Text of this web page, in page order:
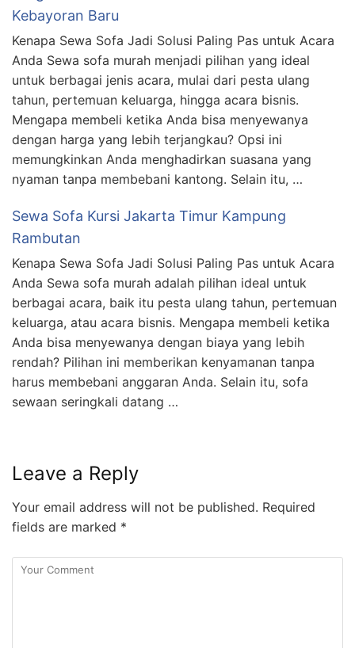
Kebayoran Baru
Kenapa Sewa Sofa Jadi Solusi Paling Pas untuk Acara
Anda Sewa sofa murah menjadi pilihan yang ideal
untuk berbagai jenis acara, mulai dari pesta ulang
tahun, pertemuan keluarga, hingga acara bisnis.
Mengapa membeli ketika Anda bisa menyewanya
dengan harga yang lebih terjangkau? Opsi ini
memungkinkan Anda menghadirkan suasana yang
nyaman tanpa membebani kantong. Selain itu, …
Sewa Sofa Kursi Jakarta Timur Kampung
Rambutan
Kenapa Sewa Sofa Jadi Solusi Paling Pas untuk Acara
Anda Sewa sofa murah adalah pilihan ideal untuk
berbagai acara, baik itu pesta ulang tahun, pertemuan
keluarga, atau acara bisnis. Mengapa membeli ketika
Anda bisa menyewanya dengan biaya yang lebih
rendah? Pilihan ini memberikan kenyamanan tanpa
harus membebani anggaran Anda. Selain itu, sofa
sewaan seringkali datang …
Leave a Reply
Your email address will not be published. Required
fields are marked *